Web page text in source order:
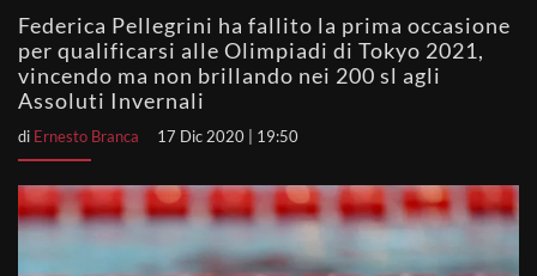
Federica Pellegrini ha fallito la prima occasione
per qualificarsi alle Olimpiadi di Tokyo 2021,
vincendo ma non brillando nei 200 sl agli
Assoluti Invernali
di Ernesto Branca 17 Dic 2020 | 19:50